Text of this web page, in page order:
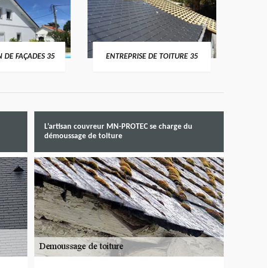
DE FAÇADES 35 ENTREPRISE DE TOITURE 35
L’artisan couvreur MN-PROTEC se charge du
démoussage de toiture